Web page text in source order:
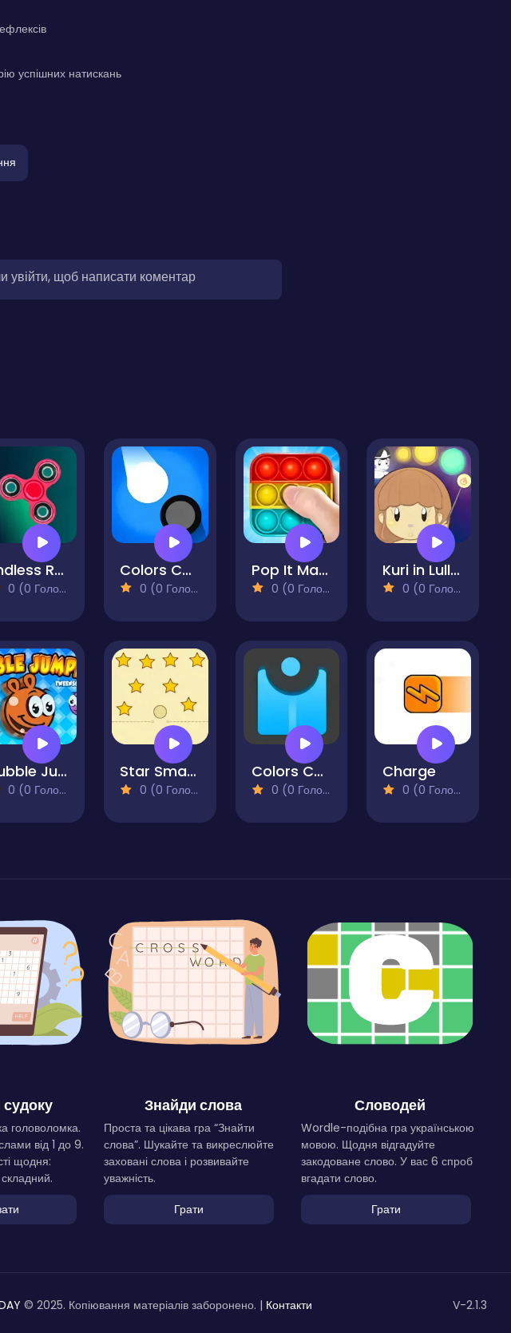
успішних натискань
увійти, щоб написати коментар
Endless Rotation - Spinner Challenge
0 (0 Голосів)
Colors Checker
0 (0 Голосів)
Pop It Master
0 (0 Голосів)
Kuri in Lull the Ghosts!
0 (0 Голосів)
Bubble Jumper
0 (0 Голосів)
Star Smasher
0 (0 Голосів)
Colors Catcher
0 (0 Голосів)
Charge
0 (0 Голосів)
головоломка.
від 1 до 9.
щодня:
Знайди слова
Проста та цікава гра “Знайти
слова”. Шукайте та викреслюйте
заховані слова і розвивайте
уважність.
Грати
Словодей
Wordle-подібна гра українською
мовою. Щодня відгадуйте
закодоване слово. У вас 6 спроб
вгадати слово.
Грати
© 2025. Копіювання матеріалів заборонено. | Контакти V-2.1.3